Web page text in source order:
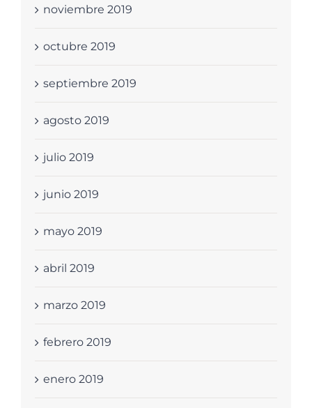
noviembre 2019
octubre 2019
septiembre 2019
agosto 2019
julio 2019
junio 2019
mayo 2019
abril 2019
marzo 2019
febrero 2019
enero 2019